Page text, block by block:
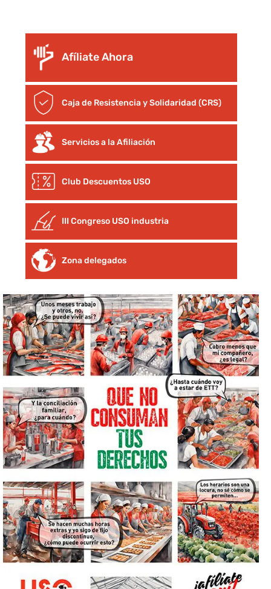
Afíliate Ahora
Caja de Resistencia y Solidaridad (CRS)
Servicios a la Afiliación
Club Descuentos USO
III Congreso USO industria
Zona delegados